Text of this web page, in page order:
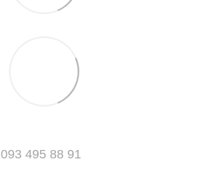
093 495 88 91